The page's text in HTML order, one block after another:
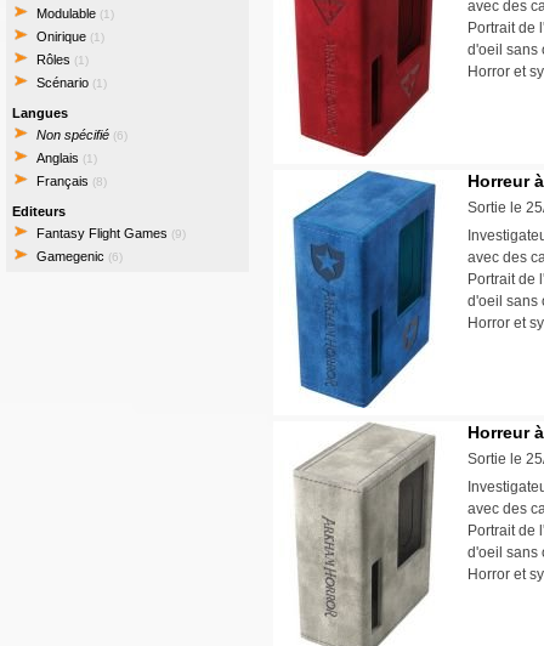
Modulable (1)
Onirique (1)
Rôles (1)
Scénario (1)
Langues
Non spécifié (6)
Anglais (1)
Français (8)
Editeurs
Fantasy Flight Games (9)
Gamegenic (6)
avec des
Portrait de
d'oeil sans
Horror et
Horreur
Sortie le
avec des
Portrait de
d'oeil sans
Horror et
Horreur
Sortie le
avec des
Portrait de
d'oeil sans
Horror et